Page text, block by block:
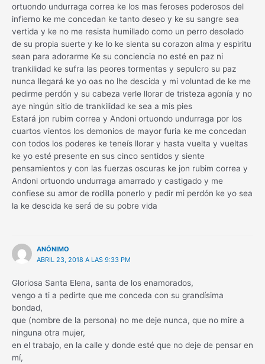
ortuondo undurraga correa ke los mas feroses poderosos del
infierno ke me concedan ke tanto deseo y ke su sangre sea
vertida y ke no me resista humillado como un perro desolado
de su propia suerte y ke lo ke sienta su corazon alma y espiritu
sean para adorarme Ke su conciencia no esté en paz ni
trankilidad ke sufra las peores tormentas y sepulcro su paz
nunca llegará ke yo oas no lhe descida y mi voluntad de ke me
pedirme perdón y su cabeza verle llorar de tristeza agonía y no
aye ningún sitio de trankilidad ke sea a mis pies
Estará jon rubim correa y Andoni ortuondo undurraga por los
cuartos vientos los demonios de mayor furia ke me concedan
con todos los poderes ke teneís llorar y hasta vuelta y vueltas
ke yo esté presente en sus cinco sentidos y siente
pensamientos y con las fuerzas oscuras ke jon rubim correa y
Andoni ortuondo undurraga amarrado y castigado y me
confiese su amor de rodilla ponerlo y pedir mi perdón ke yo sea
la ke descida ke será de su pobre vida
ANÓNIMO
ABRIL 23, 2018 A LAS 9:33 PM
Gloriosa Santa Elena, santa de los enamorados,
vengo a ti a pedirte que me conceda con su grandísima
bondad,
que (nombre de la persona) no me deje nunca, que no mire a
ninguna otra mujer,
en el trabajo, en la calle y donde esté que no deje de pensar en
mí,